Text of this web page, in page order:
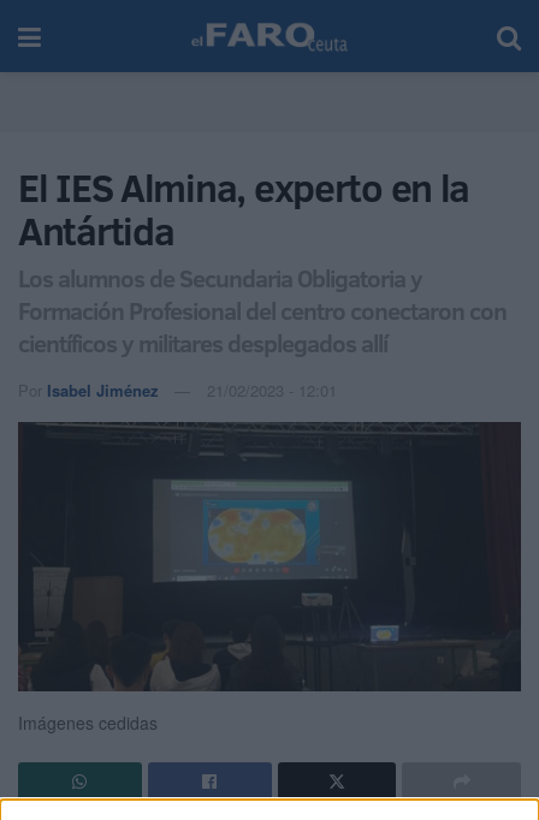
El IES Almina, experto en la
Antártida
Los alumnos de Secundaria Obligatoria y
Formación Profesional del centro conectaron con
científicos y militares desplegados allí
Por Isabel Jiménez
Imágenes cedidas